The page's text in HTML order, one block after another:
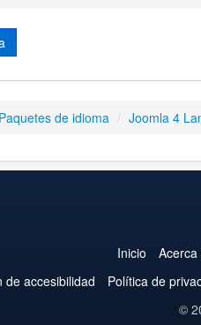
Paquetes de idioma / Joomla 4
Inicio Acerca
de accesibilidad
Política de
©